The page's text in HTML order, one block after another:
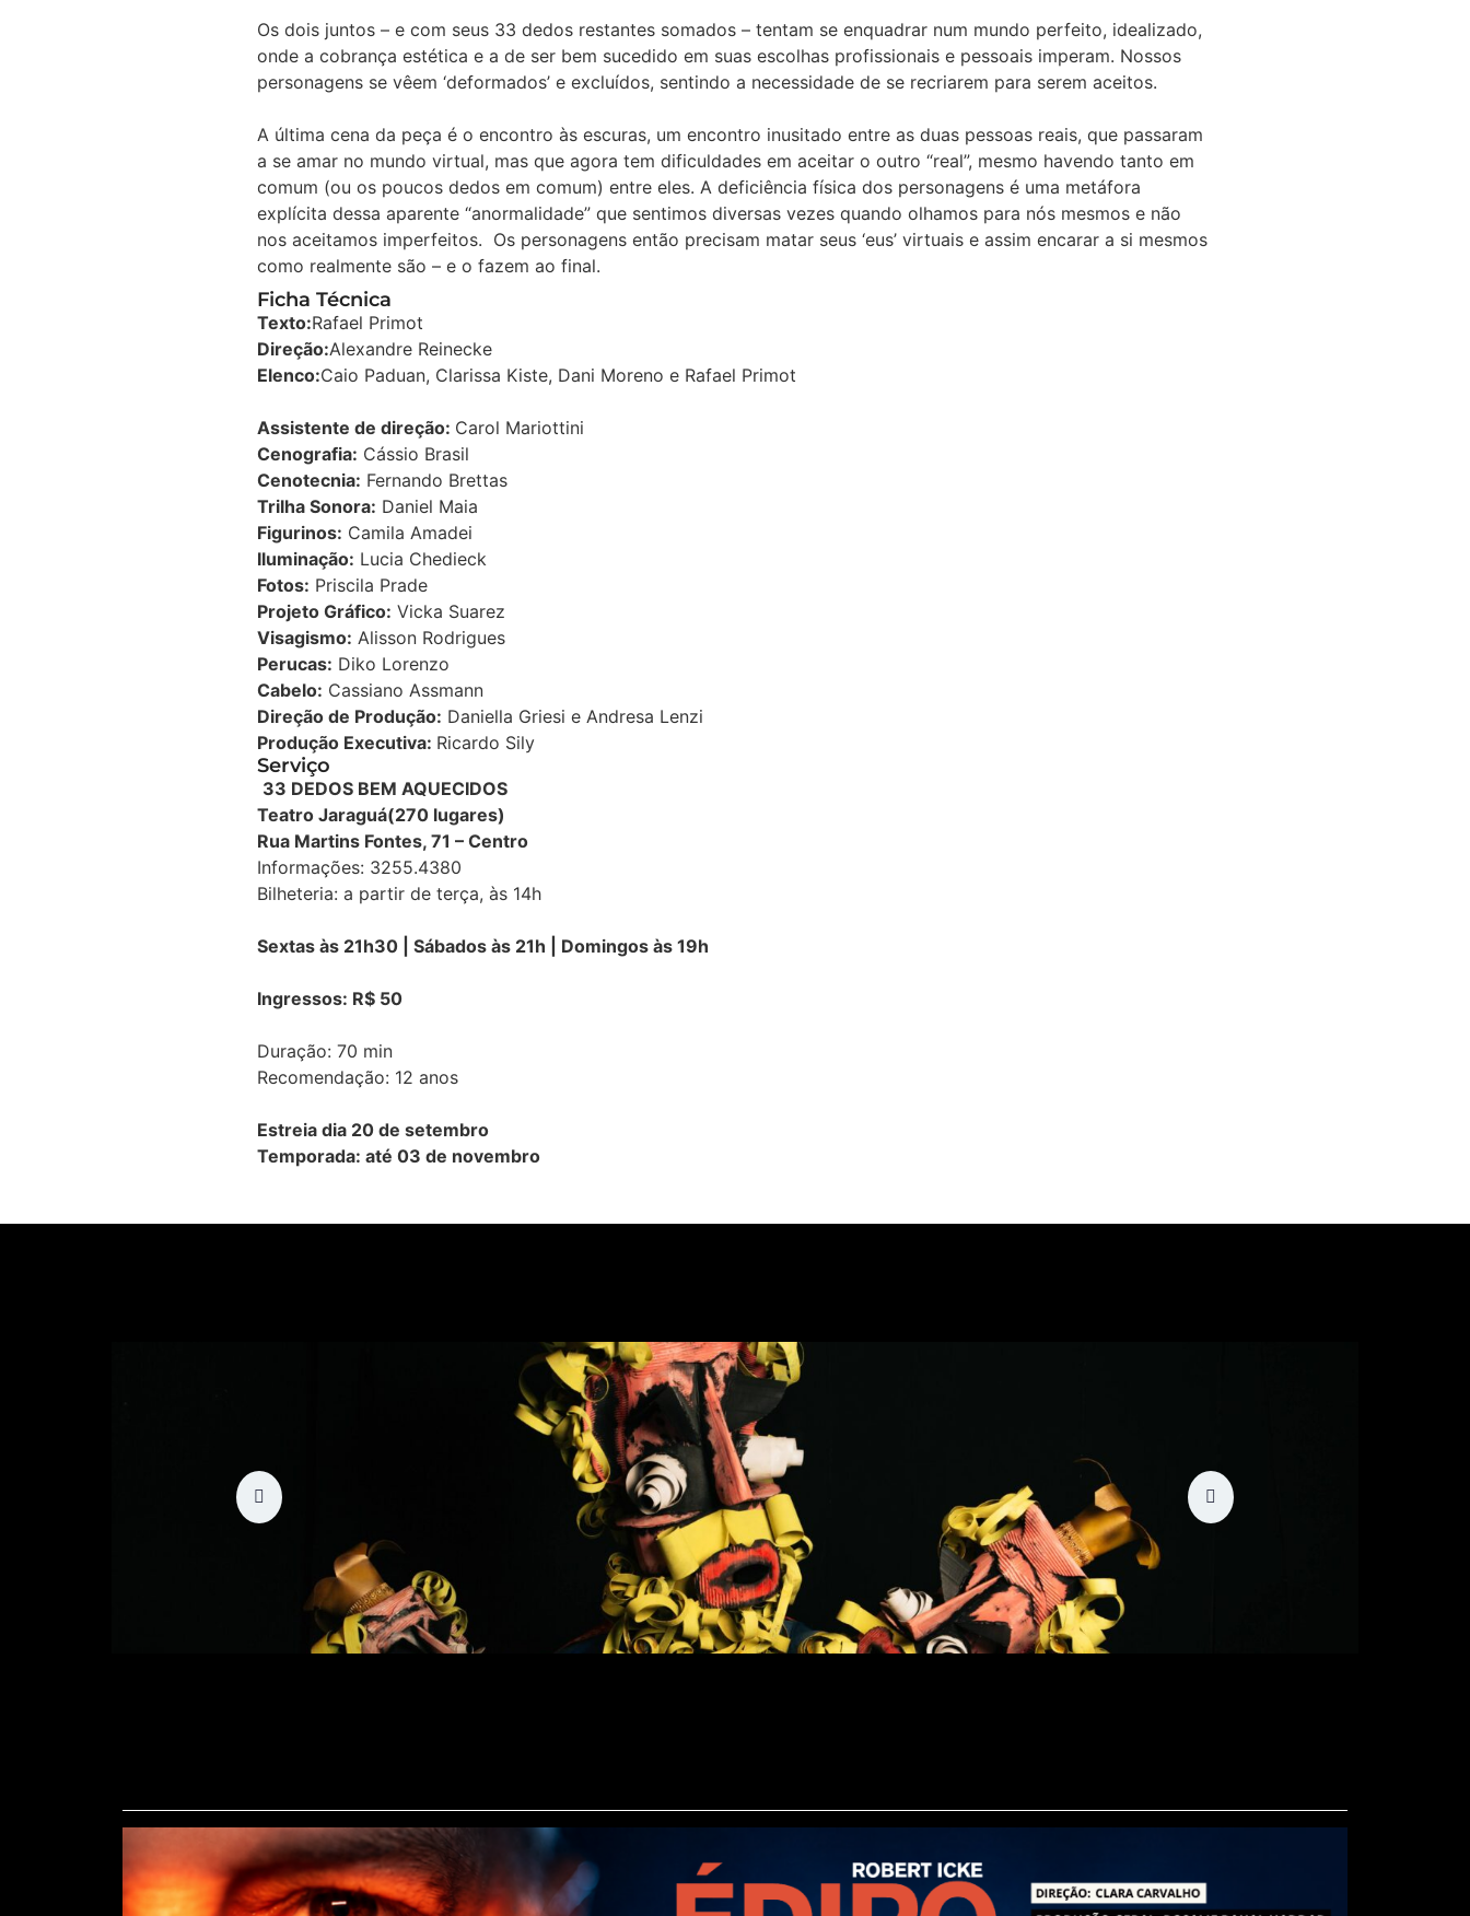
Os dois juntos – e com seus 33 dedos restantes somados – tentam se enquadrar num mundo perfeito, idealizado,
onde a cobrança estética e a de ser bem sucedido em suas escolhas profissionais e pessoais imperam. Nossos
personagens se vêem ‘deformados’ e excluídos, sentindo a necessidade de se recriarem para serem aceitos.
A última cena da peça é o encontro às escuras, um encontro inusitado entre as duas pessoas reais, que passaram
a se amar no mundo virtual, mas que agora tem dificuldades em aceitar o outro “real”, mesmo havendo tanto em
comum (ou os poucos dedos em comum) entre eles. A deficiência física dos personagens é uma metáfora
explícita dessa aparente “anormalidade” que sentimos diversas vezes quando olhamos para nós mesmos e não
nos aceitamos imperfeitos. Os personagens então precisam matar seus ‘eus’ virtuais e assim encarar a si mesmos
como realmente são – e o fazem ao final.
Ficha Técnica
Texto:Rafael Primot
Direção:Alexandre Reinecke
Elenco:Caio Paduan, Clarissa Kiste, Dani Moreno e Rafael Primot
Assistente de direção: Carol Mariottini
Cenografia: Cássio Brasil
Cenotecnia: Fernando Brettas
Trilha Sonora: Daniel Maia
Figurinos: Camila Amadei
Iluminação: Lucia Chedieck
Fotos: Priscila Prade
Projeto Gráfico: Vicka Suarez
Visagismo: Alisson Rodrigues
Perucas: Diko Lorenzo
Cabelo: Cassiano Assmann
Direção de Produção: Daniella Griesi e Andresa Lenzi
Produção Executiva: Ricardo Sily
Serviço
33 DEDOS BEM AQUECIDOS
Teatro Jaraguá(270 lugares)
Rua Martins Fontes, 71 – Centro
Informações: 3255.4380
Bilheteria: a partir de terça, às 14h
Sextas às 21h30 | Sábados às 21h | Domingos às 19h
Ingressos: R$ 50
Duração: 70 min
Recomendação: 12 anos
Estreia dia 20 de setembro
Temporada: até 03 de novembro